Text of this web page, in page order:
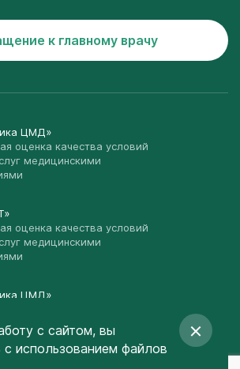
к главному врачу
ЦМД»
оценка качества условий
медицинскими
оценка качества условий
медицинскими
ЦМД»
2026
с сайтом, вы
с использованием файлов